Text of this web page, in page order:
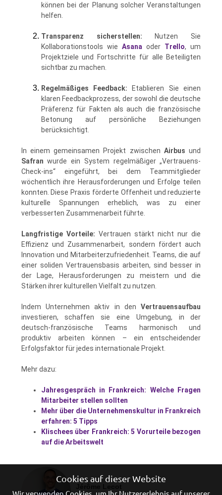
können bei der Planung solcher Veranstaltungen
helfen.
Transparenz sicherstellen: Nutzen Sie
Kollaborationstools wie Asana oder Trello, um
Projektziele und Fortschritte für alle Beteiligten
sichtbar zu machen.
Regelmäßiges Feedback: Etablieren Sie einen
klaren Feedbackprozess, der sowohl die deutsche
Präferenz für Fakten als auch die französische
Betonung auf persönliche Beziehungen
berücksichtigt.
In einem gemeinsamen Projekt zwischenAirbus und
Safran wurde ein System regelmäßiger „Vertrauens-
Check-ins“ eingeführt, bei dem Teammitglieder
wöchentlich ihre Herausforderungen und Erfolge teilen
konnten. Diese Praxis förderte Offenheit und reduzierte
kulturelle Spannungen erheblich, was zu einer
verbesserten Zusammenarbeit führte.
Langfristige Vorteile: Vertrauen stärkt nicht nur die
Effizienz und Zusammenarbeit, sondern fördert auch
Innovation und Mitarbeiterzufriedenheit. Teams, die auf
einer soliden Vertrauensbasis arbeiten, sind besser in
der Lage, Herausforderungen zu meistern und die
Stärken ihrer kulturellen Vielfalt zu nutzen.
Indem Unternehmen aktiv in denVertrauensaufbau
investieren, schaffen sie eine Umgebung, in der
deutsch-französische Teams harmonisch und
produktiv arbeiten können – ein entscheidender
Erfolgsfaktor für jedes internationale Projekt.
Mehr dazu:
Jahresgespräch in Frankreich: Welche Fragen
Mitarbeiter stellen sollten
Mehr über die Unternehmenskultur in Frankreich
erfahren: 5 Tipps
Klischees über Frankreich: 5 Vorurteile bezogen
auf die Arbeitswelt
Cookies auf dieser Website